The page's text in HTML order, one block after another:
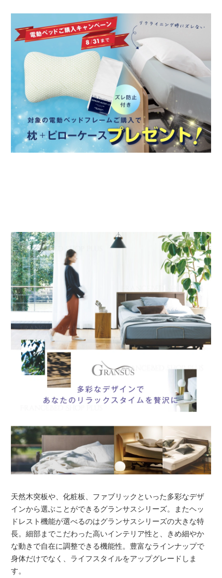
天然木突板や、化粧板、ファブリックといった多彩なデザ
インから選ぶことができるグランサスシリーズ。またヘッ
ドレスト機能が選べるのはグランサスシリーズの大きな特
長。細部までこだわった高いインテリア性と、きめ細やか
な動きで自在に調整できる機能性。豊富なラインナップで
身体だけでなく、ライフスタイルをアップグレードしま
す。